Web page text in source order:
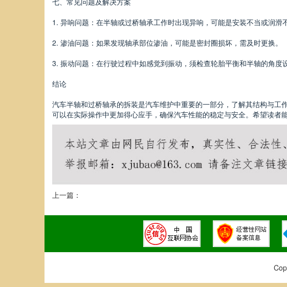
1. 异响问题：在半轴或过桥轴承工作时出现异响，可能是安装不当或润滑
2. 渗油问题：如果发现轴承部位渗油，可能是密封圈损坏，需及时更换。
3. 振动问题：在行驶过程中如感觉到振动，须检查轮胎平衡和半轴的角度
结论
汽车半轴和过桥轴承的拆装是汽车维护中重要的一部分，了解其结构与
可以在实际操作中更加得心应手，确保汽车性能的稳定与安全。希望读者
上一篇：